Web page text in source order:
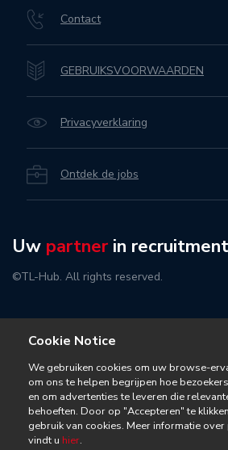
Contact
GEBRUIKSVOORWAARDEN
Privacyverklaring
Ontdek de jobs
Uw partner in recruitment
©TL-Hub. All rights reserved.
Cookie Notice
We gebruiken cookies om uw browse-
om ons te helpen begrijpen hoe
en om advertenties te leveren die
behoeften. Door op "Accepteren" te
gebruik van cookies. Meer informatie
vindt u hier.